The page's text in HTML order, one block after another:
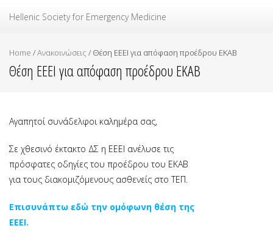
Ελληνική Εταιρεία Επείγουσας Ιατρικής
Hellenic Society for Emergency Medicine
Home /Ανακοινώσεις / Θέση ΕΕΕΙ για απόφαση προέδρου ΕΚΑΒ
Θέση ΕΕΕΙ για απόφαση προέδρου ΕΚΑΒ
Αγαπητοί συνάδελφοι καλημέρα σας,
Σε χθεσινό έκτακτο ΔΣ η ΕΕΕΙ ανέλυσε τις
πρόσφατες οδηγίες του προέδρου του ΕΚΑΒ
για τους διακομιζόμενους ασθενείς στο ΤΕΠ.
Επισυνάπτω εδώ την ομόφωνη θέση της
ΕΕΕΙ.